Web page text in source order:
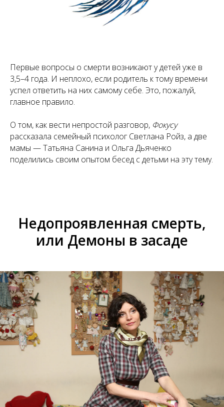
Первые вопросы о смерти возникают у детей уже в
3,5–4 года. И неплохо, если родитель к тому времени
успел ответить на них самому себе. Это, пожалуй,
главное правило.
О том, как вести непростой разговор, Фокусу
рассказала семейный психолог Светлана Ройз, а две
мамы — Татьяна Санина и Ольга Дьяченко
поделились своим опытом бесед с детьми на эту тему.
Недопроявленная смерть,
или Демоны в засаде